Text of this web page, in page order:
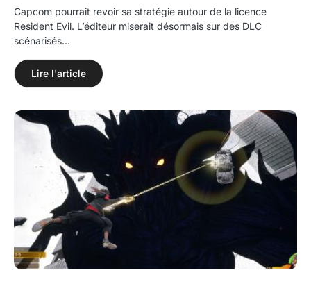
Capcom pourrait revoir sa stratégie autour de la licence
Resident Evil. L’éditeur miserait désormais sur des DLC
scénarisés…
Lire l'article